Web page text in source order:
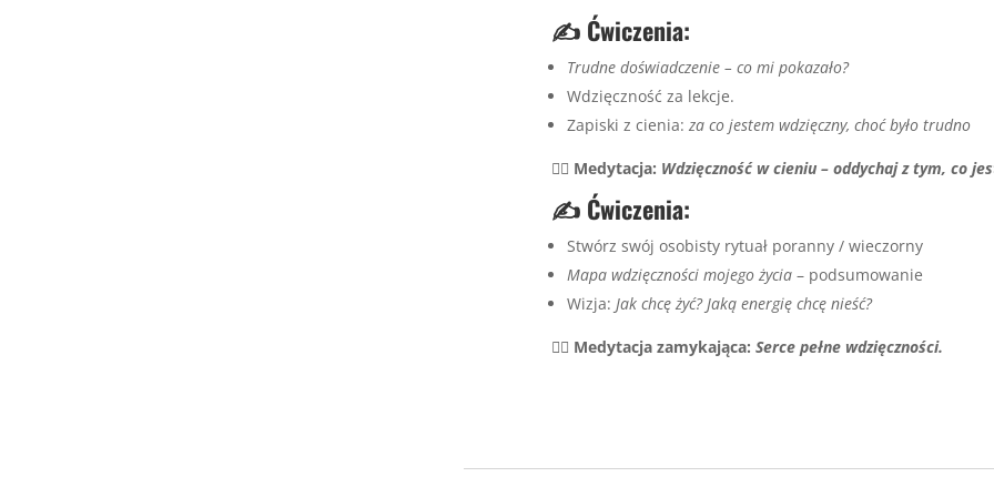
✍️ Ćwiczenia:
Trudne doświadczenie – co mi pokazało?
Wdzięczność za lekcje.
Zapiski z cienia:za co jestem wdzięczny, choć było trudno
🧘‍♀️ Medytacja: Wdzięczność w cieniu – oddychaj z tym, co
✍️ Ćwiczenia:
Stwórz swój osobisty rytuał poranny / wieczorny
Mapa wdzięczności mojego życia – podsumowanie
Wizja:Jak chcę żyć? Jaką energię chcę nieść?
🧘‍♀️ Medytacja zamykająca:Serce pełne wdzięczności.